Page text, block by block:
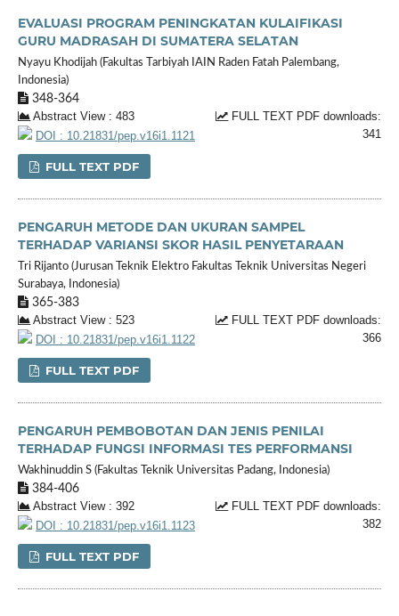
EVALUASI PROGRAM PENINGKATAN KULAIFIKASI
GURU MADRASAH DI SUMATERA SELATAN
Nyayu Khodijah (Fakultas Tarbiyah IAIN Raden Fatah Palembang,
Indonesia)
348-364
Abstract View : 483
FULL TEXT PDF downloads:
341
DOI : 10.21831/pep.v16i1.1121
FULL TEXT PDF
PENGARUH METODE DAN UKURAN SAMPEL
TERHADAP VARIANSI SKOR HASIL PENYETARAAN
Tri Rijanto (Jurusan Teknik Elektro Fakultas Teknik Universitas Negeri
Surabaya, Indonesia)
365-383
Abstract View : 523
FULL TEXT PDF downloads:
366
DOI : 10.21831/pep.v16i1.1122
FULL TEXT PDF
PENGARUH PEMBOBOTAN DAN JENIS PENILAI
TERHADAP FUNGSI INFORMASI TES PERFORMANSI
Wakhinuddin S (Fakultas Teknik Universitas Padang, Indonesia)
384-406
Abstract View : 392
FULL TEXT PDF downloads:
382
DOI : 10.21831/pep.v16i1.1123
FULL TEXT PDF